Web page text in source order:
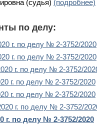
(судья) (подробнее)
по делу:
г. по делу № 2-3752/2020
г. по делу № 2-3752/2020
г. по делу № 2-3752/
г. по делу № 2-3752/2020
г. по делу № 2-3752/2020
г. по делу № 2-3752/
г. по делу № 2-3752/2020